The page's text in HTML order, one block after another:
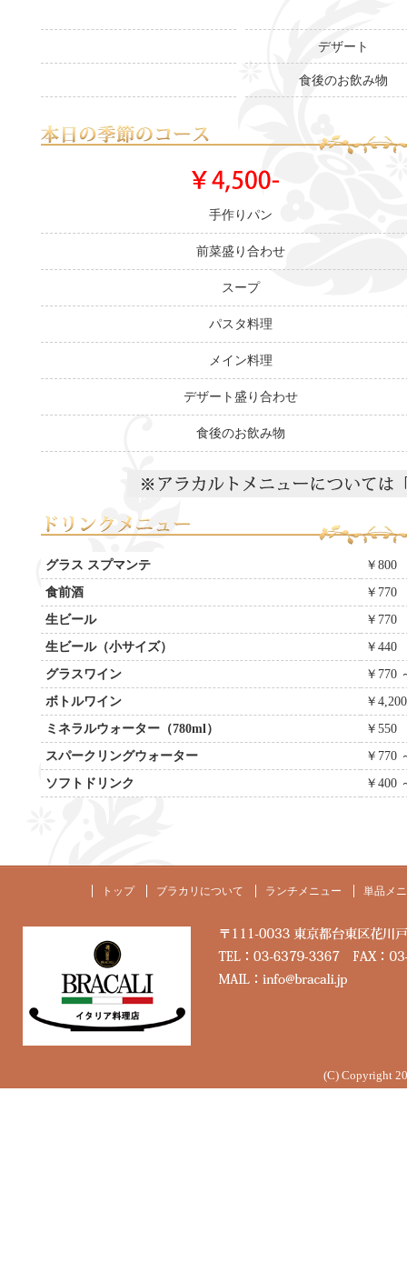
デザート
食後のお飲み物
手作りパン
前菜盛り合わせ
スープ
パスタ料理
メイン料理
デザート盛り合わせ
食後のお飲み物
グラス スプマンテ
￥800
食前酒
￥770
生ビール
￥770
生ビール（小サイズ）
￥440
グラスワイン
￥770
ボトルワイン
￥
ミネラルウォーター（780ml）
￥550
スパークリングウォーター
￥770
ソフトドリンク
￥400
トップ ブラカリについて ランチメニュー 単品メ
(C) Copyright